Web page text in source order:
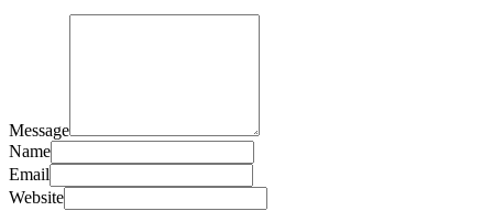
Message
Name
Email
Website